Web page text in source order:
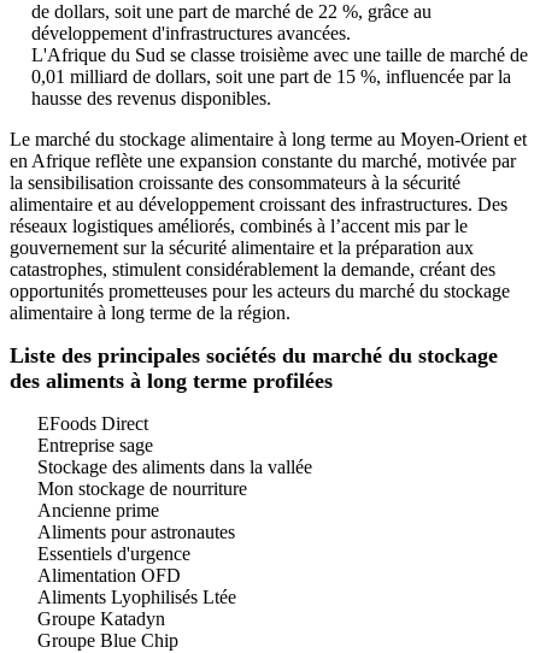
de dollars, soit une part de marché de 22 %, grâce au
développement d'infrastructures avancées.
L'Afrique du Sud se classe troisième avec une taille de marché de
0,01 milliard de dollars, soit une part de 15 %, influencée par la
hausse des revenus disponibles.
Le marché du stockage alimentaire à long terme au Moyen-Orient et
en Afrique reflète une expansion constante du marché, motivée par
la sensibilisation croissante des consommateurs à la sécurité
alimentaire et au développement croissant des infrastructures. Des
réseaux logistiques améliorés, combinés à l’accent mis par le
gouvernement sur la sécurité alimentaire et la préparation aux
catastrophes, stimulent considérablement la demande, créant des
opportunités prometteuses pour les acteurs du marché du stockage
alimentaire à long terme de la région.
Liste des principales sociétés du marché du stockage
des aliments à long terme profilées
EFoods Direct
Entreprise sage
Stockage des aliments dans la vallée
Mon stockage de nourriture
Ancienne prime
Aliments pour astronautes
Essentiels d'urgence
Alimentation OFD
Aliments Lyophilisés Ltée
Groupe Katadyn
Groupe Blue Chip